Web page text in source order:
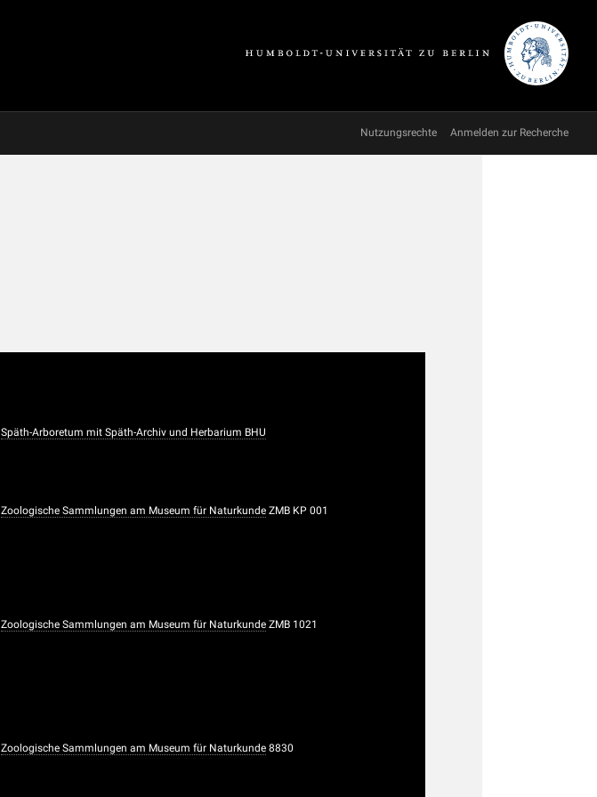
Nutzungsrechte Anmelden zur Recherche
Späth-Arboretum mit Späth-Archiv und Herbarium BHU
Zoologische Sammlungen am Museum für Naturkunde ZMB KP 001
Zoologische Sammlungen am Museum für Naturkunde ZMB 1021
Zoologische Sammlungen am Museum für Naturkunde 8830